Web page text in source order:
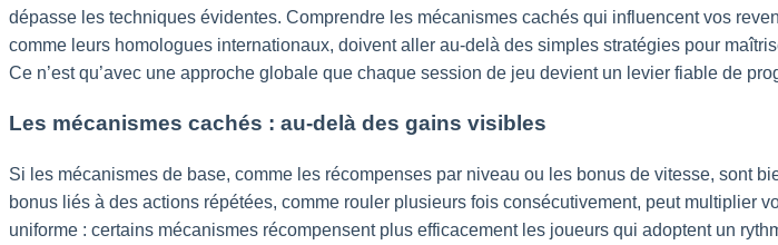
dépasse les techniques évidentes. Comprendre les mécanismes cachés qui influencent vos
comme leurs homologues internationaux, doivent aller au-delà des simples stratégies pour
Ce n’est qu’avec une approche globale que chaque session de jeu devient un levier fiable de
Les mécanismes cachés : au-delà des gains visibles
Si les mécanismes de base, comme les récompenses par niveau ou les bonus de vitesse, sont
bonus liés à des actions répétées, comme rouler plusieurs fois consécutivement, peut multiplier
uniforme : certains mécanismes récompensent plus efficacement les joueurs qui adoptent un